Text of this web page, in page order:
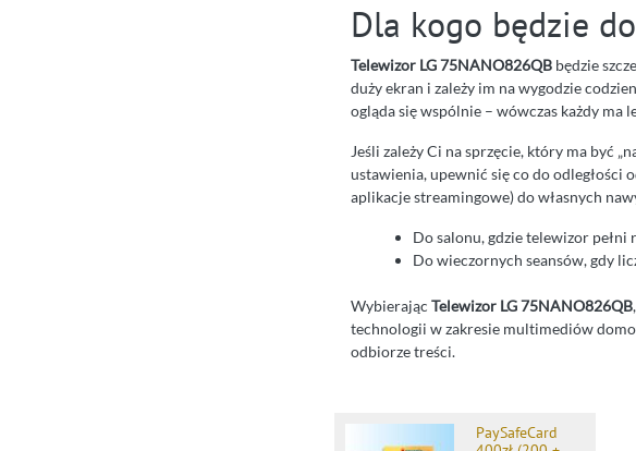
Dla kogo będzie
Telewizor LG 75NANO826QB będzie
duży ekran i zależy im na wygodzie
ogląda się wspólnie – wówczas każdy ma
Jeśli zależy Ci na sprzęcie, który ma być
ustawienia, upewnić się co do odległości
aplikacje streamingowe) do własnych
Do salonu, gdzie telewizor
Do wieczornych seansów, gdy
Wybierając Telewizor LG 75NANO826QB
technologii w zakresie multimediów
odbiorze treści.
PaySafeCard